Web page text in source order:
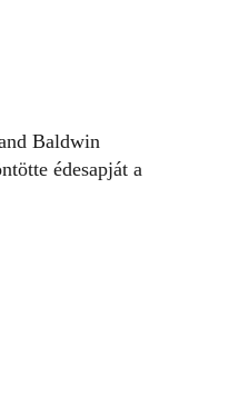
Baldwin
édesapját a